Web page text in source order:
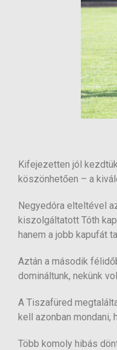
Kifejezetten jól
köszönhetően – a
Negyedóra elteltével
kiszolgáltatott Tóth
hanem a jobb kapufát
Aztán a második
domináltunk, nekünk
A Tiszafüred
kell azonban mondani,
Több komoly hibás